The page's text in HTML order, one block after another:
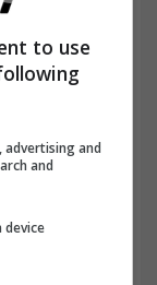
estesa
to use
advertising and
and
device